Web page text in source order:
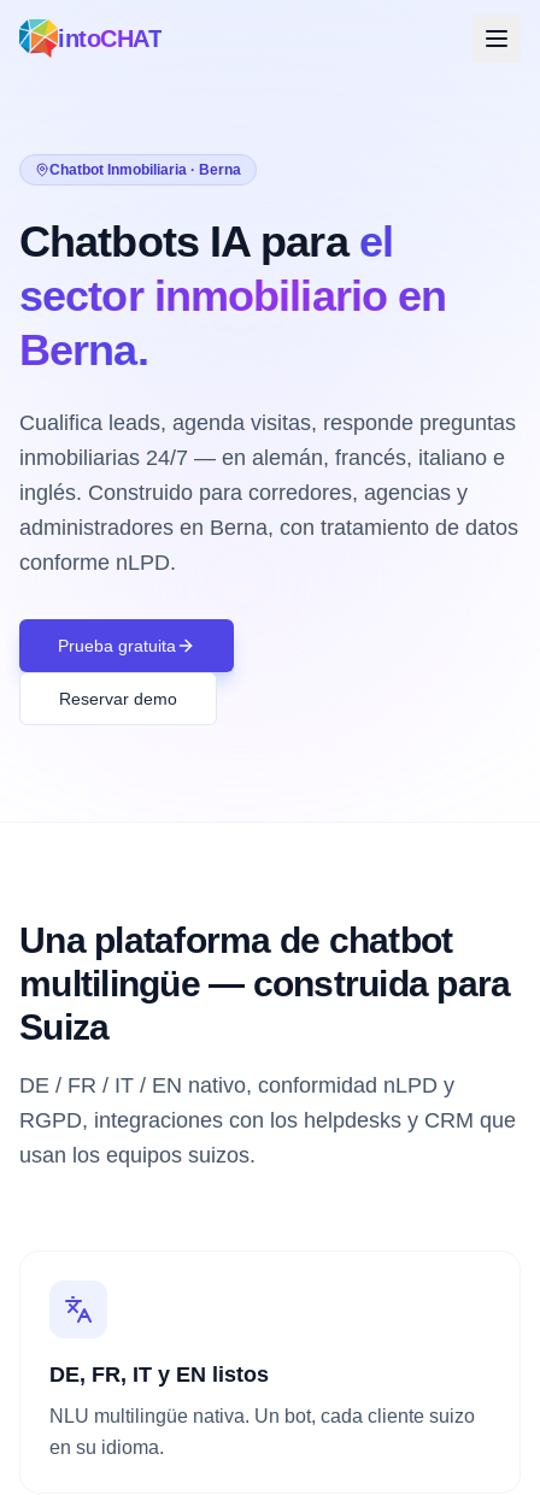
intoCHAT
Chatbot Inmobiliaria · Berna
Chatbots IA para el
sector inmobiliario en
Berna.
Cualifica leads, agenda visitas, responde preguntas
inmobiliarias 24/7 — en alemán, francés, italiano e
inglés. Construido para corredores, agencias y
administradores en Berna, con tratamiento de datos
conforme nLPD.
Prueba gratuita
Reservar demo
Una plataforma de chatbot
multilingüe — construida para
Suiza
DE / FR / IT / EN nativo, conformidad nLPD y
RGPD, integraciones con los helpdesks y CRM que
usan los equipos suizos.
DE, FR, IT y EN listos
NLU multilingüe nativa. Un bot, cada cliente suizo
en su idioma.